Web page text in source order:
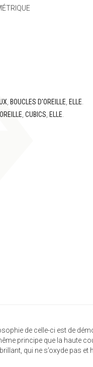
BOUCLES D'OREILLE ELLE
CUBICS ELLE
de celle-ci est de
principe que la haute
qui ne s’oxyde pas et